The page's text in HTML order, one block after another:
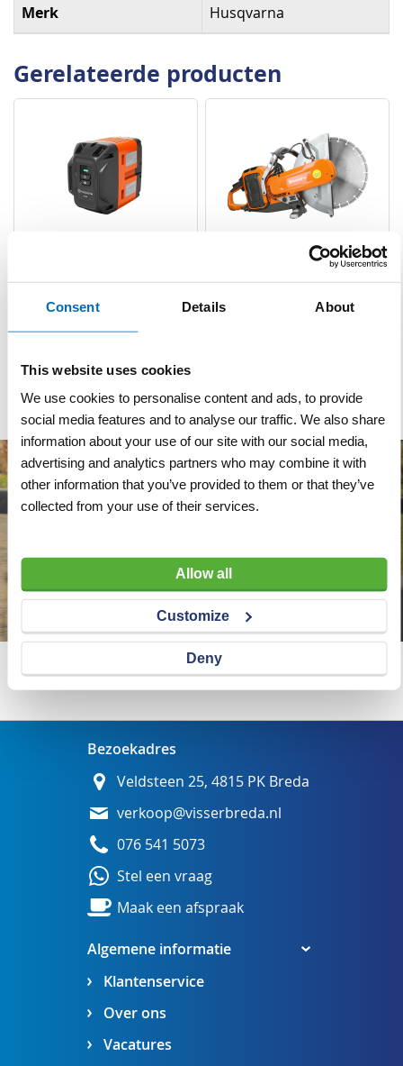
Consent Details About
This website uses cookies
We use cookies to personalise content and ads, to provide
social media features and to analyse our traffic. We also share
information about your use of our site with our social media,
advertising and analytics partners who may combine it with
other information that you’ve provided to them or that they’ve
collected from your use of their services.
Allow all
Customize
Deny
Merk Husqvarna
Gerelateerde producten
€ 899,00
bandenzaag Husqvarna
€ 1.465,00
Wij adviseren u graag
Algemene informatie
Klantenservice
Over ons
Vacatures
Bezoekadres
Veldsteen 25, 4815 PK Breda
verkoop@visserbreda.nl
076 541 5073
Stel een vraag
Maak een afspraak